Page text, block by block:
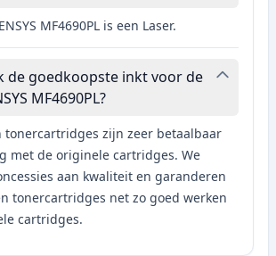
MF4690PL is een Laser.
de goedkoopste inkt voor de
MF4690PL?
tonercartridges zijn zeer betaalbaar
met de originele cartridges. We
aan kwaliteit en garanderen
tonercartridges net zo goed werken
cartridges.